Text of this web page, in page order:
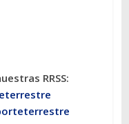
RRSS:
tre